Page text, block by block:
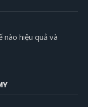
nào hiệu quả và